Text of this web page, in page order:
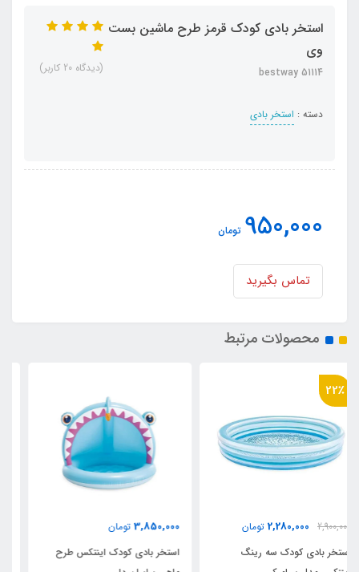
استخر بادی کودک قرمز طرح ماشین بست
وی
bestway 51114
دسته : استخر بادی
(دیدگاه 20 کاربر)
950,000 تومان
تماس بگیرید
محصولات مرتبط
3,850,000 تومان
استخر بادی کودک اینتکس طرح
3,400,000
2,180,000
استخر بادی سه رینگ کودک